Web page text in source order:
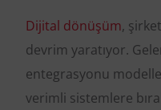
Dijital dönüşüm,
devrim yaratıyor.
entegrasyonu
verimli sistemlere